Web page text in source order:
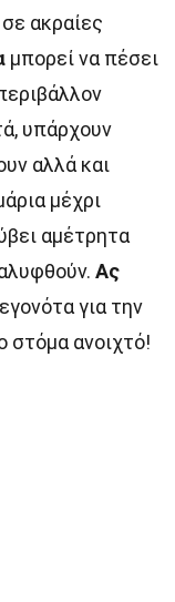
ακραίες
μπορεί να πέσει
υπάρχουν
αλλά και
μέχρι
αμέτρητα
Ας
για την
στόμα ανοιχτό!